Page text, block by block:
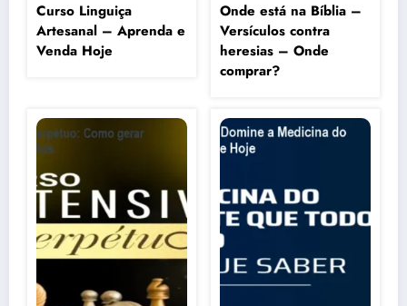
Curso Linguiça
Artesanal – Aprenda e
Venda Hoje
Onde está na Bíblia –
Versículos contra
heresias – Onde
comprar?